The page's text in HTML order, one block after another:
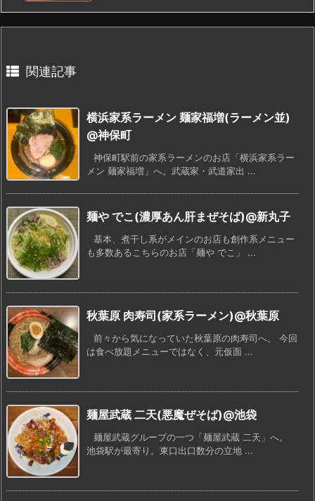
関連記事
横浜家系ラーメン 麺家福増(ラーメン並)
@神保町
神保町駅前の家系ラーメンのお店「横浜家系ラー
メン 麺家福増」へ。武蔵家・武道家出 ...
麺や でこ(濃厚あん肝まぜそば)@新丸子
基本、煮干し系がメインのお店も創作系メニュー
も多数あるこちらのお店「麺や でこ」 ...
秋葉原 肉寿司(家系ラーメン)@秋葉原
前々から気になっていた秋葉原の肉寿司へ。 今回
は食べ放題メニューではなく、元仮面 ...
麺屋武蔵 二天(悪魔ぜそば)@池袋
麺屋武蔵グループの一つ「麺屋武蔵 二天」へ。
池袋駅が最寄り。東口出口数分の立地 ...